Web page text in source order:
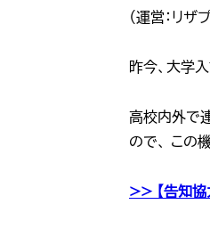
（運営：リザ
昨今、大学
高校内外で
ので、 この
>> 【告知協